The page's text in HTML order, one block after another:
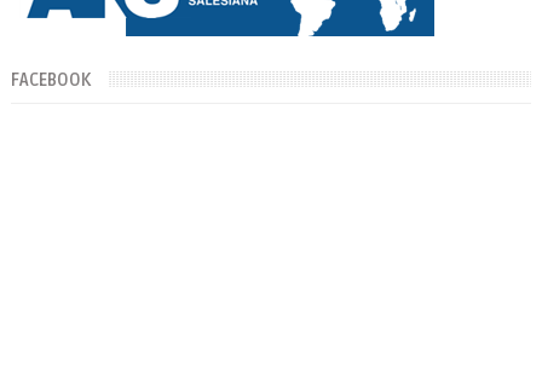
FACEBOOK